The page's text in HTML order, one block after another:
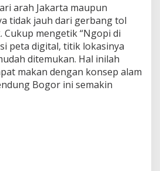
arah Jakarta maupun
tidak jauh dari gerbang tol
Cukup mengetik “Ngopi di
peta digital, titik lokasinya
ditemukan. Hal inilah
makan dengan konsep alam
Bogor ini semakin